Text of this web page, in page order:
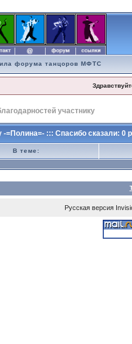
форума танцоров МФТС
участнику
-=Полина=- ::: Спасибо сказали: 0
В теме:
Русская версия